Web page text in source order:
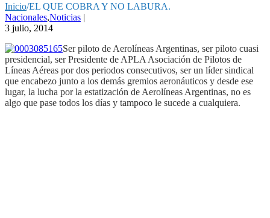
Inicio/EL QUE COBRA Y NO LABURA.
Nacionales,Noticias |
3 julio, 2014
Ser piloto de Aerolíneas Argentinas, ser piloto cuasi
presidencial, ser Presidente de APLA Asociación de Pilotos de
Líneas Aéreas por dos periodos consecutivos, ser un líder sindical
que encabezo junto a los demás gremios aeronáuticos y desde ese
lugar, la lucha por la estatización de Aerolíneas Argentinas, no es
algo que pase todos los días y tampoco le sucede a cualquiera.